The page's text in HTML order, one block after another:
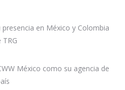
presencia en México y Colombia
México como su agencia de